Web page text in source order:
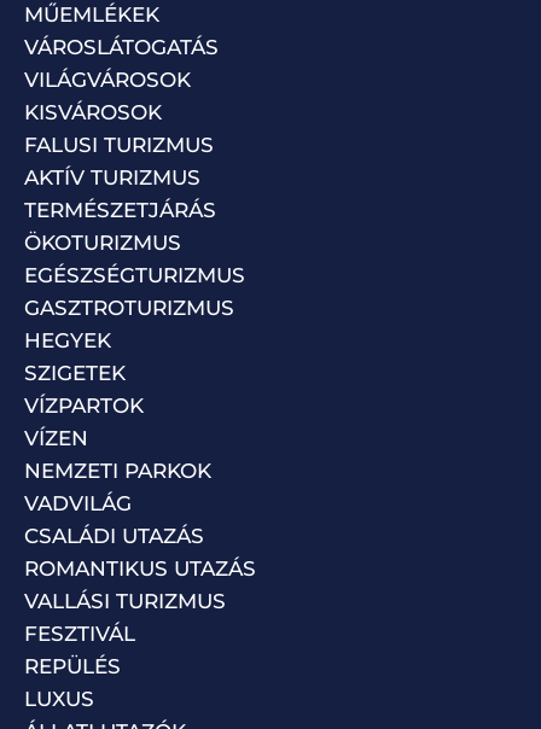
MŰEMLÉKEK
VÁROSLÁTOGATÁS
VILÁGVÁROSOK
KISVÁROSOK
FALUSI TURIZMUS
AKTÍV TURIZMUS
TERMÉSZETJÁRÁS
ÖKOTURIZMUS
EGÉSZSÉGTURIZMUS
GASZTROTURIZMUS
HEGYEK
SZIGETEK
VÍZPARTOK
VÍZEN
NEMZETI PARKOK
VADVILÁG
CSALÁDI UTAZÁS
ROMANTIKUS UTAZÁS
VALLÁSI TURIZMUS
FESZTIVÁL
REPÜLÉS
LUXUS